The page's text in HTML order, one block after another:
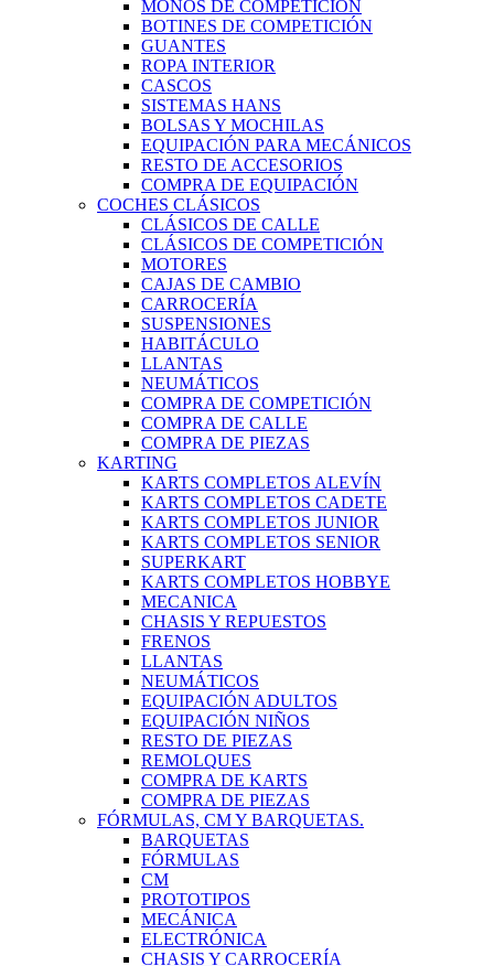
MONOS DE COMPETICIÓN
BOTINES DE COMPETICIÓN
GUANTES
ROPA INTERIOR
CASCOS
SISTEMAS HANS
BOLSAS Y MOCHILAS
EQUIPACIÓN PARA MECÁNICOS
RESTO DE ACCESORIOS
COMPRA DE EQUIPACIÓN
COCHES CLÁSICOS
CLÁSICOS DE CALLE
CLÁSICOS DE COMPETICIÓN
MOTORES
CAJAS DE CAMBIO
CARROCERÍA
SUSPENSIONES
HABITÁCULO
LLANTAS
NEUMÁTICOS
COMPRA DE COMPETICIÓN
COMPRA DE CALLE
COMPRA DE PIEZAS
KARTING
KARTS COMPLETOS ALEVÍN
KARTS COMPLETOS CADETE
KARTS COMPLETOS JUNIOR
KARTS COMPLETOS SENIOR
SUPERKART
KARTS COMPLETOS HOBBYE
MECANICA
CHASIS Y REPUESTOS
FRENOS
LLANTAS
NEUMÁTICOS
EQUIPACIÓN ADULTOS
EQUIPACIÓN NIÑOS
RESTO DE PIEZAS
REMOLQUES
COMPRA DE KARTS
COMPRA DE PIEZAS
FÓRMULAS, CM Y BARQUETAS.
BARQUETAS
FÓRMULAS
CM
PROTOTIPOS
MECÁNICA
ELECTRÓNICA
CHASIS Y CARROCERÍA